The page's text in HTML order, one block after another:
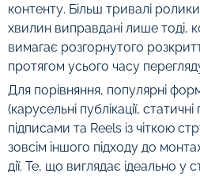
контенту. Більш тривалі ролики
хвилин виправдані лише тоді,
вимагає розгорнутого
протягом усього часу
Для порівняння, популярні
(карусельні публікації,
підписами та Reels із чіткою
зовсім іншого підходу до
дії. Те, що виглядає ідеально у